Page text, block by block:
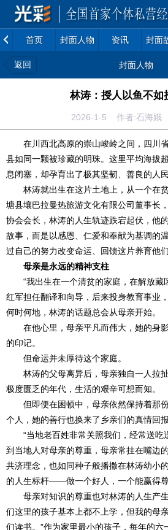
首页 封面人物 资讯 封面
返回 封面人物
林涛：授人以鱼不如
2026-1-5 作者:石海
在川西北高原的崇山峻岭之间，四川
县如同一颗被珍藏的明珠。这里平均海拔
息闭塞，却孕育出了极其坚韧、善良的人
林涛就出生在这片土地上，从一个在贫
塘县壤巴拉曼热旅游文化有限公司董事长
协会会长，林涛的人生轨迹跌宕起伏，他
故事，而是以感恩、仁爱和奉献为基调的
过自己的努力改变命运、回馈这片养育他
母亲是永远的精神支柱
“我出生在一个清贫的家庭，在解放藏
红军担任翻译和向导，后来投身教育事业
何时何地，林涛的话题总会从母亲开始。
在他心里，母亲平凡而伟大，她的身影
的印记。
但命运并未厚待这个家庭。
林涛的父母离异后，母亲独自一人拉扯
极度匮乏的年代，生活的艰辛可想而知。
但即便在困顿中，母亲依然保持着那
个人，她的善行也换来了乡亲们的真情回报
“当地老百姓非常关照我们，经常送吃
到当地人对母亲的尊重，母亲常挂在嘴边
共济理念，也如同种子般播撒在林涛幼小
的人生标杆——做一个好人，一个能赢得尊
母亲对知识的尊重也对林涛的人生产生
们这里的孩子基本上都不上学，但我的母
们读书。”作为家里最小的孩子，每年的